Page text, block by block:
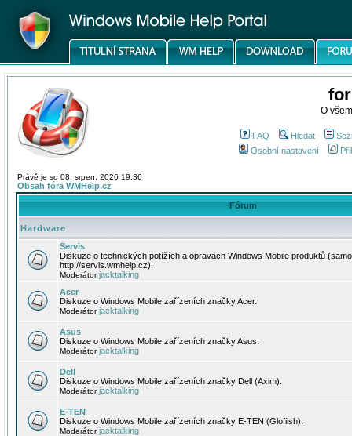
O
FAQ Hledat
Osobní nastavení
Právě je so 08. srpen, 2026 19:36
Obsah fóra WMHelp.cz
Fórum
Hardware
Servis
Diskuze o technických potížích a opravách Windows Mobile produktů
http://servis.wmhelp.cz).
Moderátorjacktalking
Acer
Diskuze o Windows Mobile zařízeních značky Acer.
Moderátorjacktalking
Asus
Diskuze o Windows Mobile zařízeních značky Asus.
Moderátorjacktalking
Dell
Diskuze o Windows Mobile zařízeních značky Dell (Axim).
Moderátorjacktalking
E-TEN
Diskuze o Windows Mobile zařízeních značky E-TEN (Glofiish).
Moderátorjacktalking